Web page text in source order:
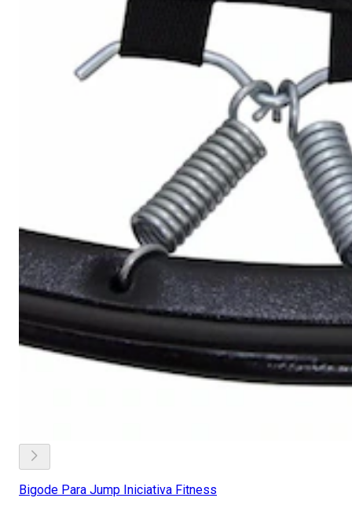
Bigode Para Jump Iniciativa Fitness